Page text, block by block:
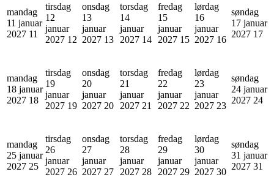
mandag
11 januar
2027 11
tirsdag
12
januar
2027 12
onsdag
13
januar
2027 13
torsdag
14
januar
2027 14
fredag
15
januar
2027 15
lørdag
16
januar
2027 16
søndag
17 januar
2027 17
mandag
18 januar
2027 18
tirsdag
19
januar
2027 19
onsdag
20
januar
2027 20
torsdag
21
januar
2027 21
fredag
22
januar
2027 22
lørdag
23
januar
2027 23
søndag
24 januar
2027 24
mandag
25 januar
2027 25
tirsdag
26
januar
2027 26
onsdag
27
januar
2027 27
torsdag
28
januar
2027 28
fredag
29
januar
2027 29
lørdag
30
januar
2027 30
søndag
31 januar
2027 31